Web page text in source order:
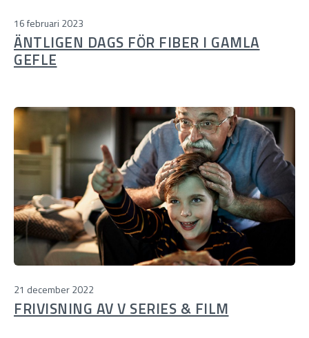
16 februari 2023
ÄNTLIGEN DAGS FÖR FIBER I GAMLA
GEFLE
21 december 2022
FRIVISNING AV V SERIES & FILM